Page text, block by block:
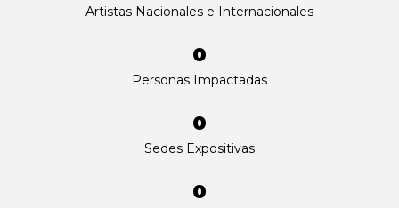
Artistas Nacionales e Internacionales
Personas Impactadas
0
Sedes Expositivas
0
0